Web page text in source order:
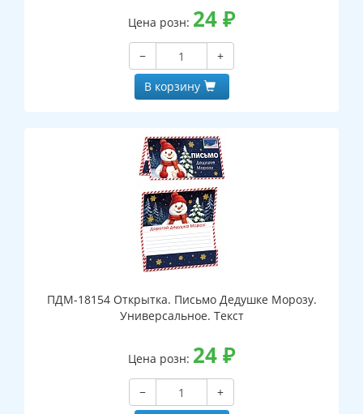
Цена розн: 24₽
−
+
В корзину
ПДМ-18154 Открытка. Письмо Дедушке Морозу.
Универсальное. Текст
Цена розн: 24₽
−
+